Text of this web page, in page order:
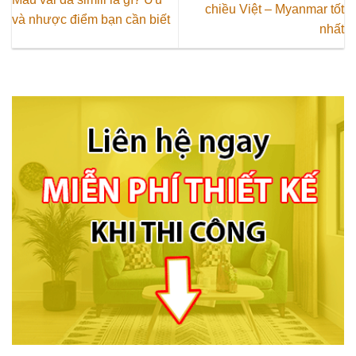
và nhược điểm bạn cần biết
chiều Việt – Myanmar tốt
nhất